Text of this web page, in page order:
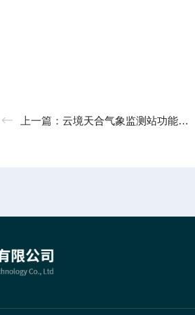
上一篇： 云境天合气象监测站功能：自动、连续、高精度地采集和传输气象环境参数